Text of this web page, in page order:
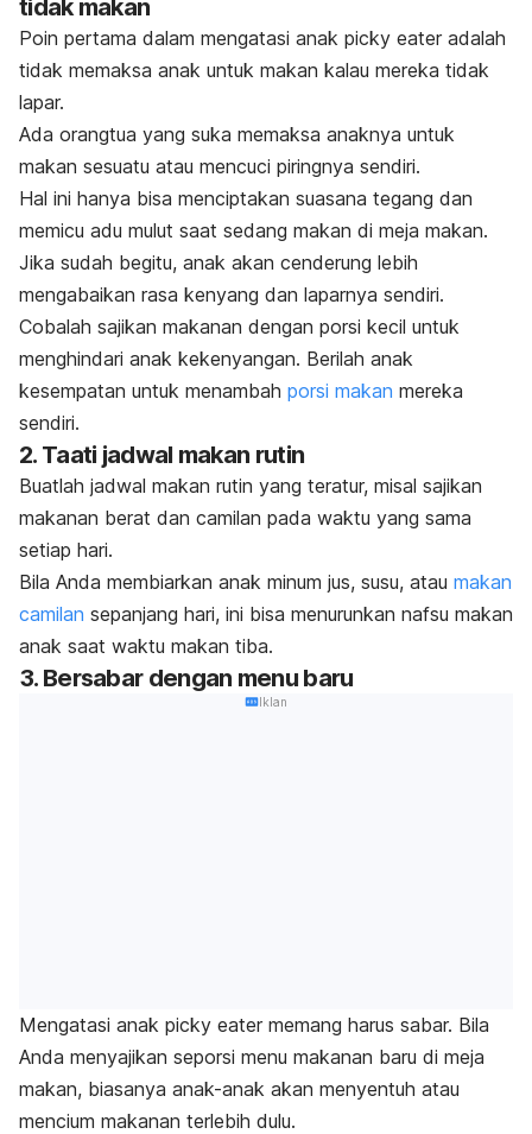
tidak makan
Poin pertama dalam mengatasi anak picky eater adalah
tidak memaksa anak untuk makan kalau mereka tidak
lapar.
Ada orangtua yang suka memaksa anaknya untuk
makan sesuatu atau mencuci piringnya sendiri.
Hal ini hanya bisa menciptakan suasana tegang dan
memicu adu mulut saat sedang makan di meja makan.
Jika sudah begitu, anak akan cenderung lebih
mengabaikan rasa kenyang dan laparnya sendiri.
Cobalah sajikan makanan dengan porsi kecil untuk
menghindari anak kekenyangan. Berilah anak
kesempatan untuk menambah porsi makan mereka
sendiri.
2. Taati jadwal makan rutin
Buatlah jadwal makan rutin yang teratur, misal sajikan
makanan berat dan camilan pada waktu yang sama
setiap hari.
Bila Anda membiarkan anak minum jus, susu, atau makan
camilan sepanjang hari, ini bisa menurunkan nafsu makan
anak saat waktu makan tiba.
3. Bersabar dengan menu baru
Iklan
Mengatasi anak picky eater memang harus sabar. Bila
Anda menyajikan seporsi menu makanan baru di meja
makan, biasanya anak-anak akan menyentuh atau
mencium makanan terlebih dulu.